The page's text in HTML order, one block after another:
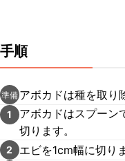
手順
準備 アボカドは種を取り
1
アボカドはスプーン
切ります。
2 エビを1cm幅に切り